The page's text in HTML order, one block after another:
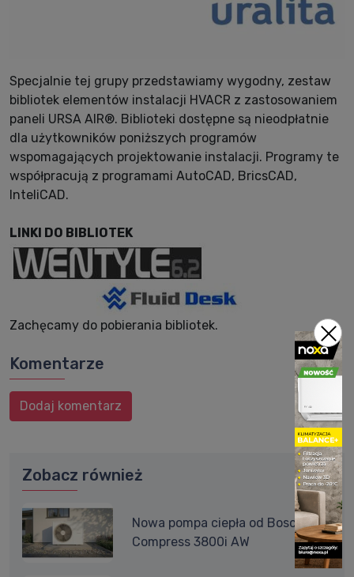
Specjalnie tej grupy przedstawiamy wygodny, zestaw
bibliotek elementów instalacji HVACR z zastosowaniem
paneli URSA AIR®. Biblioteki dostępne są nieodpłatnie
dla użytkowników poniższych programów
wspomagających projektowanie instalacji. Programy te
współpracują z programami AutoCAD, BricsCAD,
InteliCAD.
LINKI DO BIBLIOTEK
Zachęcamy do pobierania bibliotek.
Komentarze
Dodaj komentarz
Zobacz również
Nowa pompa ciepła od Bosch -
Compress 3800i AW